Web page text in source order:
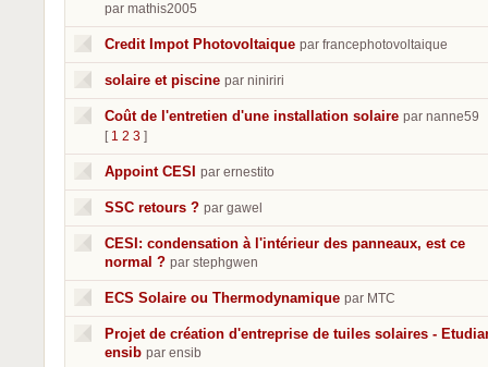
par mathis2005
Credit Impot Photovoltaique par francephotovoltaique
solaire et piscine par niniriri
Coût de l'entretien d'une installation solaire par nanne59
[ 1 2 3 ]
Appoint CESI par ernestito
SSC retours ? par gawel
CESI: condensation à l'intérieur des panneaux, est ce
normal ? par stephgwen
ECS Solaire ou Thermodynamique par MTC
Projet de création d'entreprise de tuiles solaires -
ensib par ensib